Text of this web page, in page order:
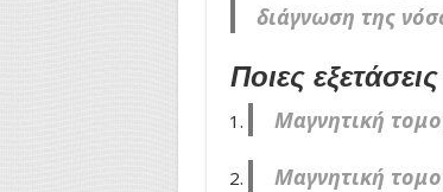
διάγνωση της
Ποιες
Μαγνητική
Μαγνητική